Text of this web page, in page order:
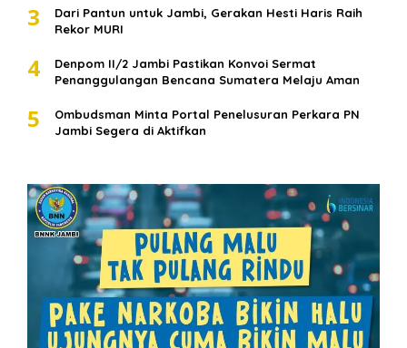
3
Dari Pantun untuk Jambi, Gerakan Hesti Haris Raih
Rekor MURI
4
Denpom II/2 Jambi Pastikan Konvoi Sermat
Penanggulangan Bencana Sumatera Melaju Aman
5
Ombudsman Minta Portal Penelusuran Perkara PN
Jambi Segera di Aktifkan